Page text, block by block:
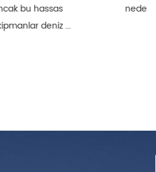
nedenle, oltaların bi...